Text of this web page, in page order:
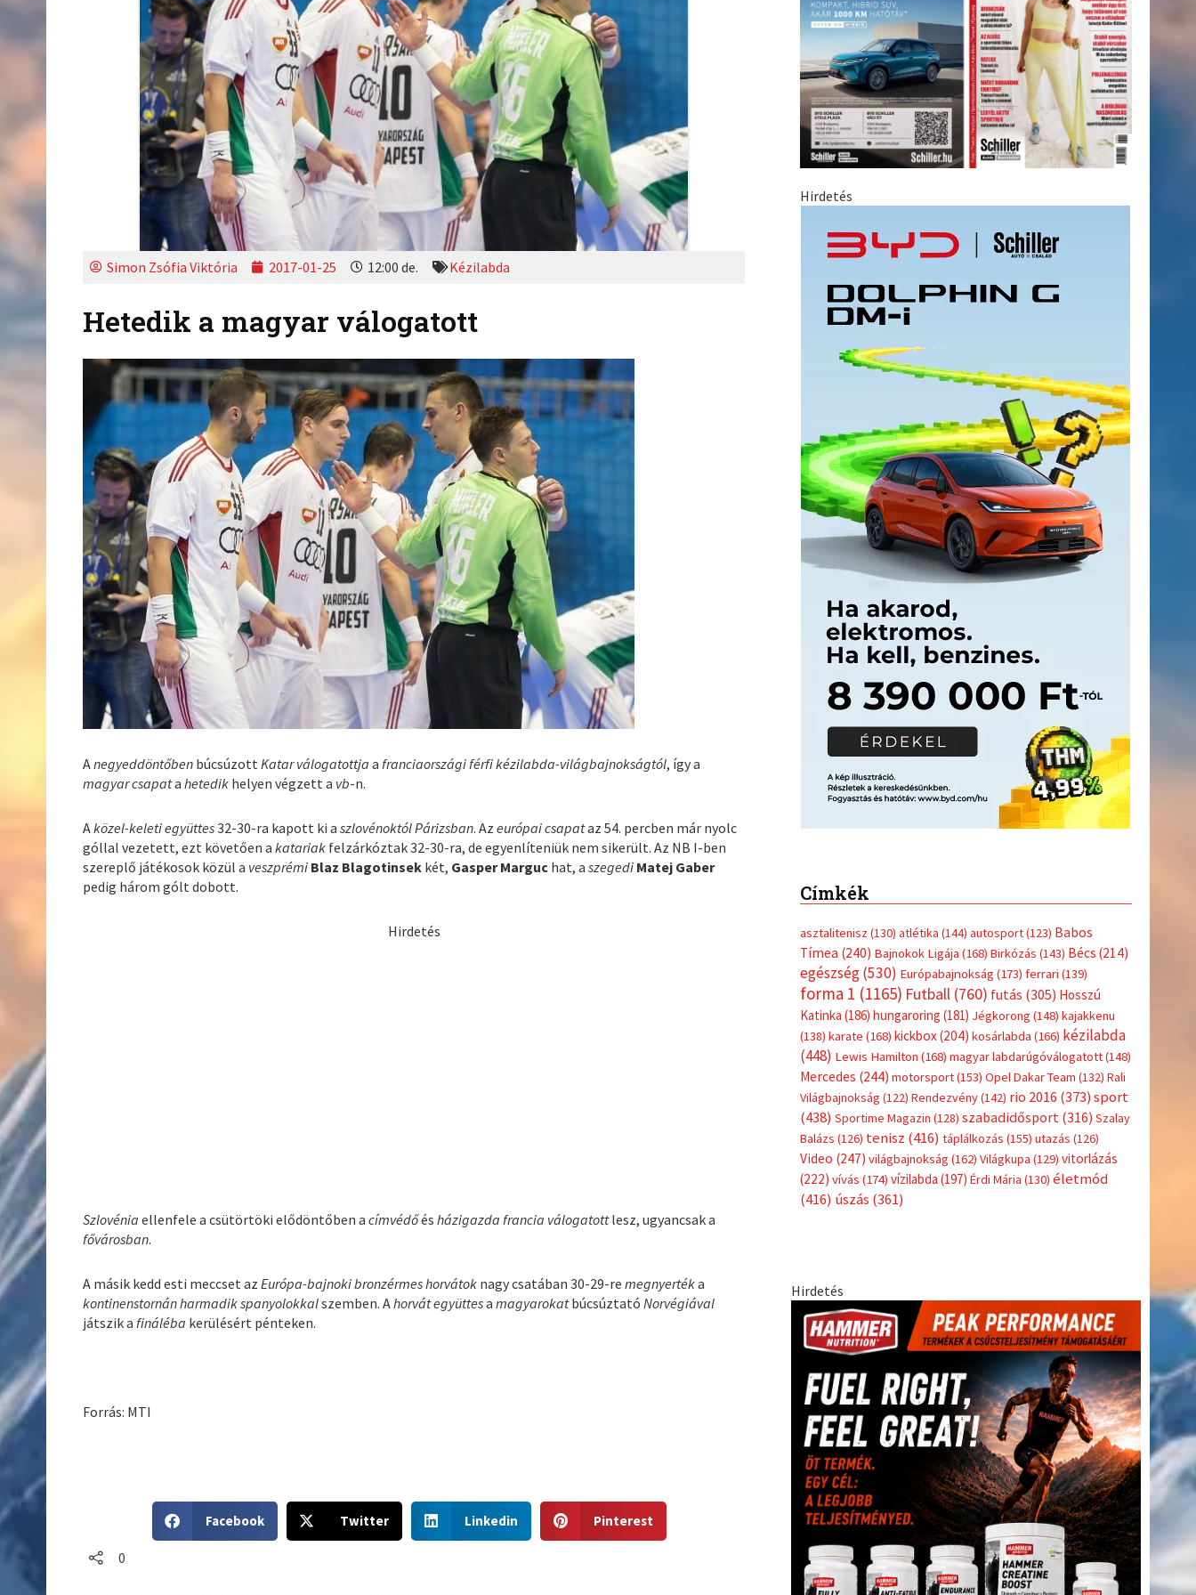
Simon Zsófia Viktória 2017-01-25 12:00 de. Kézilabda
Hetedik a magyar válogatott
Anegyeddöntőben búcsúzottKatarválogatottja a franciaországi férfi kézilabda-világbajnokságtól, így a
magyar csapatahetedik helyen végzett a vb-n.
Aközel-keleti együttes32-30-ra kapott ki aszlovénoktól Párizsban. Azeurópai csapataz 54. percben már nyolc
góllal vezetett, ezt követően akatariak felzárkóztak 32-30-ra, de egyenlíteniük nem sikerült. Az NB I-ben
szereplő játékosok közül a veszprémi Blaz Blagotinsek két, Gasper Marguc hat, aszegedi Matej Gaber
pedig három gólt dobott.
Hirdetés
Szlovénia ellenfele a csütörtöki elődöntőben acímvédőésházigazda francia válogatottlesz, ugyancsak a
fővárosban.
A másik kedd esti meccset azEurópa-bajnoki bronzérmes horvátok nagy csatában 30-29-remegnyertéka
kontinenstornánharmadik spanyolokkalszemben. Ahorvát együttesamagyarokatbúcsúztatóNorvégiával
játszik a fináléba kerülésért pénteken.
Forrás: MTI
h
Facebook
h
Twitter
h
Linkedin
h
Pinterest
0
Hirdetés
Címkék
asztalitenisz (130) atlétika (144) autosport(123) Babos
Tímea (240) Bajnokok Ligája (168) Birkózás (143) Bécs (214)
egészség(530) Európabajnokság (173) ferrari (139)
forma 1 (1165) Futball(760) futás (305) Hosszú
Katinka (186) hungaroring (181) Jégkorong (148) kajakkenu
(138) karate (168) kickbox(204) kosárlabda (166) kézilabda
(448) Lewis Hamilton (168) magyar labdarúgóválogatott(148)
Mercedes (244) motorsport(153) Opel Dakar Team (132) Rali
Világbajnokság (122) Rendezvény(142) rio 2016 (373) sport
(438) Sportime Magazin (128) szabadidősport (316) Szalay
Balázs (126) tenisz (416) táplálkozás (155) utazás (126)
Video (247) világbajnokság (162) Világkupa (129) vitorlázás
(222) vívás (174) vízilabda (197) Érdi Mária (130) életmód
(416) úszás (361)
Hirdetés